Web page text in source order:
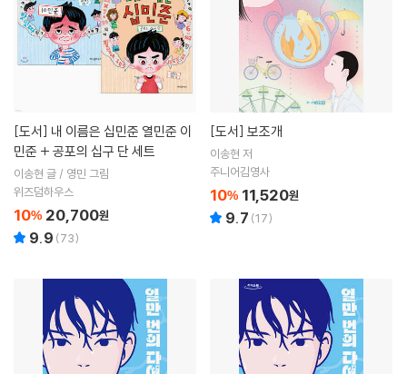
[도서]
민준 + 공포의 십구 단 세트
이송현 글 / 영민 그림
위즈덤하우스
10% 20,700원
9.9 (73)
[도서] 보조개
이송현 저
주니어김영사
10% 11,520원
9.7 (17)